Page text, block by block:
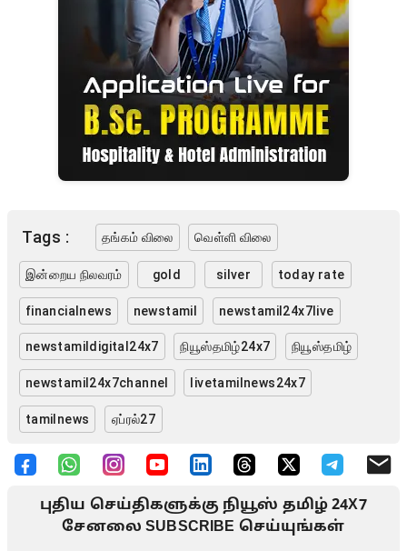
Tags : தங்கம் விலை வெள்ளி விலை
இன்றைய நிலவரம் gold silver today rate
financialnews newstamil newstamil24x7live
newstamildigital24x7 நியூஸ்தமிழ்24x7 நியூஸ்தமிழ்
newstamil24x7channel livetamilnews24x7
tamilnews ஏப்ரல்27
புதிய செய்திகளுக்கு நியூஸ் தமிழ் 24X7
சேனலை SUBSCRIBE செய்யுங்கள்